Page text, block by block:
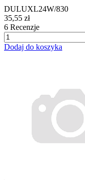
DULUXL24W/830
35,55 zł
6 Recenzje
Dodaj do koszyka